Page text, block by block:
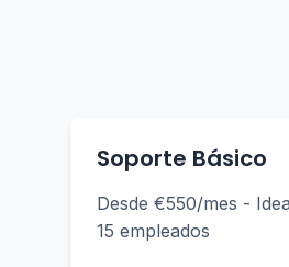
Soporte Básico
Desde €550/mes -
15 empleados